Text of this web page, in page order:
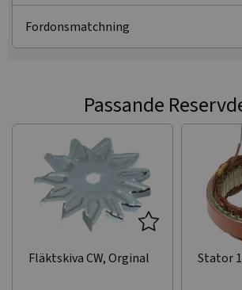
Fordonsmatchning
Passande
Fläktskiva CW, Orginal Stator